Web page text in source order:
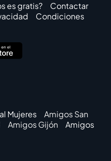
es gratis?
Contactar
Condiciones
Mujeres
Amigos San
Amigos Gijón
Amigos